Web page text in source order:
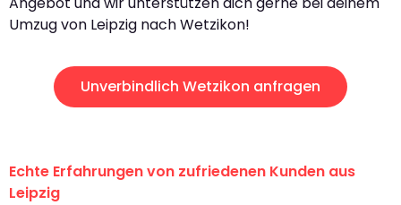
Umzug von Leipzig nach Wetzikon!
Unverbindlich Wetzikon anfragen
Echte Erfahrungen von zufriedenen Kunden aus
Leipzig